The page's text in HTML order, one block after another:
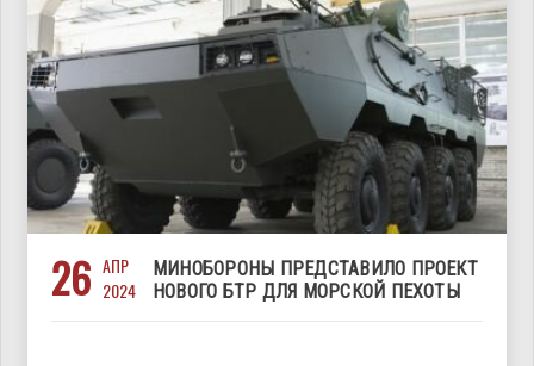
26 АПР
2024
МИНОБОРОНЫ ПРЕДСТАВИЛО ПРОЕКТ
НОВОГО БТР ДЛЯ МОРСКОЙ ПЕХОТЫ